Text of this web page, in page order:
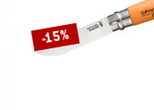
-15%